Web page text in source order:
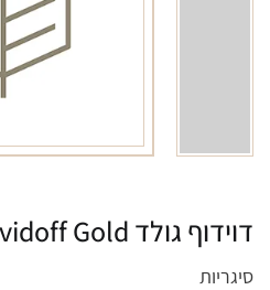
דוידוף גולד Davidoff Gold
סיגריות